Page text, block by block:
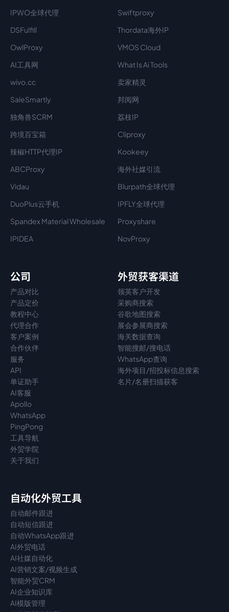
IPWO全球代理
Swiftproxy
DSFulfill
Thordata海外IP
OwlProxy
VMOS Cloud
AI工具网
What Is Ai Tools
wivo.cc
卖家精灵
SaleSmartly
邦阅网
独角兽SCRM
荔枝IP
跨境百宝箱
Cliproxy
辣椒HTTP代理IP
Kookeey
ABCProxy
海外社媒引流
Vidau
Blurpath全球代理
DuoPlus云手机
IPFLY全球代理
Spandex Material Wholesale​
Proxyshare
IPIDEA
NovProxy
公司
产品对比
产品定价
教程中心
代理合作
客户案例
合作伙伴
服务
API
单证助手
AI客服
Apollo
WhatsApp
PingPong
工具导航
外贸学院
关于我们
外贸获客渠道
领英客户开发
采购商搜索
谷歌地图搜索
展会参展商搜索
海关数据查询
智能搜邮/搜电话
WhatsApp查询
海外项目/招投标信息搜索
名片/名册扫描获客
自动化外贸工具
自动邮件跟进
自动短信跟进
自动WhatsApp跟进
AI外贸电话
AI社媒自动化
AI营销文案/视频生成
智能外贸CRM
AI企业知识库
AI模版管理